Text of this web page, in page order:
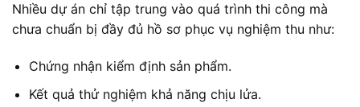
Nhiều dự án chỉ tập trung vào quá trình thi công mà
chưa chuẩn bị đầy đủ hồ sơ phục vụ nghiệm thu như:
Chứng nhận kiểm định sản phẩm.
Kết quả thử nghiệm khả năng chịu lửa.